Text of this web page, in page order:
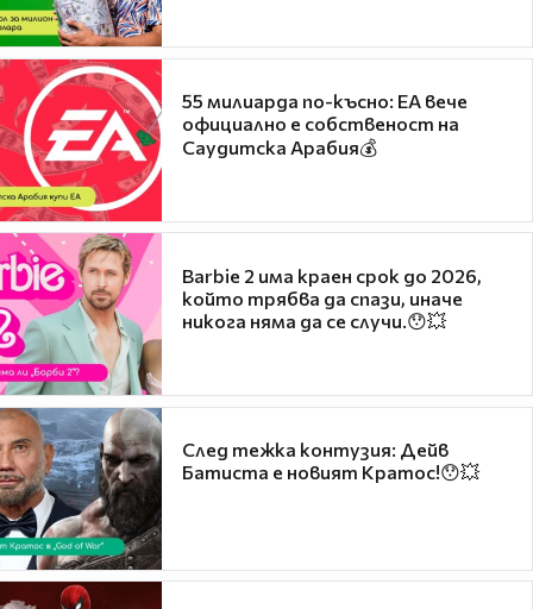
55 милиарда по-късно: EA вече
официално е собственост на
Саудитска Арабия💰
Barbie 2 има краен срок до 2026,
който трябва да спази, иначе
никога няма да се случи.😯💥
След тежка контузия: Дейв
Батиста е новият Кратос!😯💥